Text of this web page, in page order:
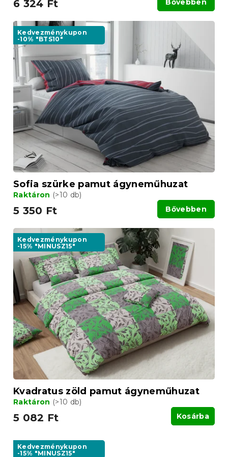
6 324 Ft Bővebben
Kedvezménykupon
-10% "BTS10"
Sofia szürke pamut ágyneműhuzat
Raktáron (>10 db)
5 350 Ft Bővebben
Kedvezménykupon
-15% "MINUSZ15"
Kvadratus zöld pamut ágyneműhuzat
Raktáron (>10 db)
5 082 Ft Kosárba
Kedvezménykupon
-15% "MINUSZ15"